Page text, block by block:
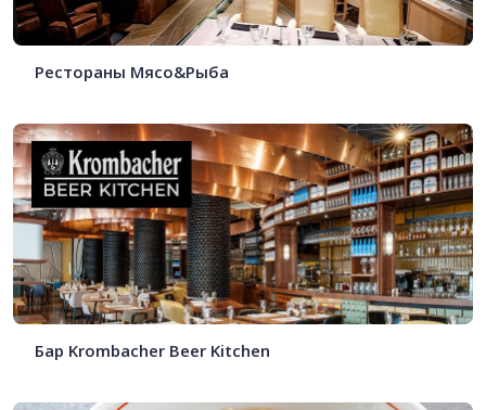
Рестораны Мясо&Рыба
Бар Krombacher Beer Kitchen